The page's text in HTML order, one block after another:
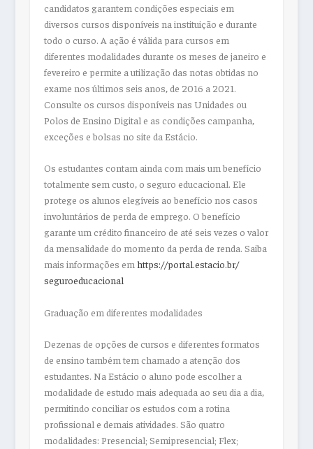
candidatos garantem condições especiais em
diversos cursos disponíveis na instituição e durante
todo o curso. A ação é válida para cursos em
diferentes modalidades durante os meses de janeiro e
fevereiro e permite a utilização das notas obtidas no
exame nos últimos seis anos, de 2016 a 2021.
Consulte os cursos disponíveis nas Unidades ou
Polos de Ensino Digital e as condições campanha,
exceções e bolsas no site da Estácio.
Os estudantes contam ainda com mais um benefício
totalmente sem custo, o seguro educacional. Ele
protege os alunos elegíveis ao benefício nos casos
involuntários de perda de emprego. O benefício
garante um crédito financeiro de até seis vezes o valor
da mensalidade do momento da perda de renda. Saiba
mais informações em https://portal.estacio.br/
seguroeducacional
Graduação em diferentes modalidades
Dezenas de opções de cursos e diferentes formatos
de ensino também tem chamado a atenção dos
estudantes. Na Estácio o aluno pode escolher a
modalidade de estudo mais adequada ao seu dia a dia,
permitindo conciliar os estudos com a rotina
profissional e demais atividades. São quatro
modalidades: Presencial; Semipresencial; Flex;